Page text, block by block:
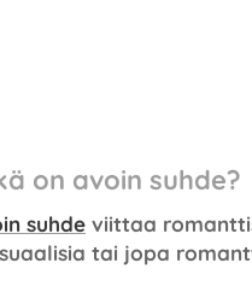
on avoin suhde?
suhde viittaa
tai jopa